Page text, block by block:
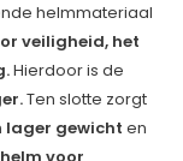
helmmateriaal
veiligheid, het
Hierdoor is de
Ten slotte zorgt
lager gewicht en